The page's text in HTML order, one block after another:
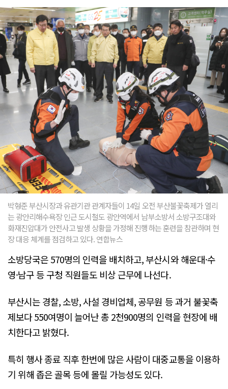
박형준 부산시장과 유관기관 관계자들이 14일 오전 부산불꽃축제가 열리
는 광안리해수욕장 인근 도시철도 광안역에서 남부소방서 소방구조대와
화재진압대가 안전사고 발생 상황을 가정해 진행하는 훈련을 참관하며 현
장 대응 체계를 점검하고 있다. 연합뉴스
소방당국은 570명의 인력을 배치하고, 부산시와 해운대·수
영·남구 등 구청 직원들도 비상 근무에 나선다.
부산시는 경찰, 소방, 사설 경비업체, 공무원 등 과거 불꽃축
제보다 550여명이 늘어난 총 2천900명의 인력을 현장에 배
치한다고 밝혔다.
특히 행사 종료 직후 한번에 많은 사람이 대중교통을 이용하
기 위해 좁은 골목 등에 몰릴 가능성도 있다.